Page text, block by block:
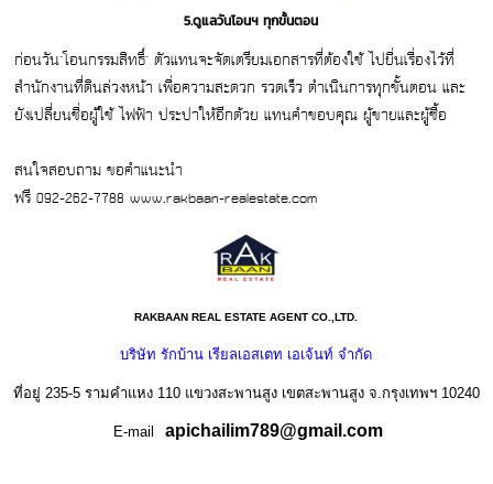
5.ดูแลวันโอนฯ ทุกขั้นตอน
ก่อนวัน"โอนกรรมสิทธิ์" ตัวแทนจะจัดเตรียมเอกสารที่ต้องใช้ ไปยื่นเรื่องไว้ที่
สำนักงานที่ดินล่วงหน้า เพื่อความสะดวก รวดเร็ว ดำเนินการทุกขั้นตอน และ
ยังเปลี่ยนชื่อผู้ใช้ ไฟฟ้า ประปาให้อีกด้วย แทนคำขอบคุณ ผู้ขายและผู้ซื้อ
สนใจสอบถาม ขอคำแนะนำ
ฟรี 092-262-7788 www.rakbaan-realestate.com
RAKBAAN REAL ESTATE AGENT CO.,LTD.
บริษัท รักบ้าน เรียลเอสเตท เอเจ้นท์ จำกัด
ที่อยู่ 235-5 รามคำแหง 110 แขวงสะพานสูง เขตสะพานสูง จ.กรุงเทพฯ 10240
E-mail apichailim789@gmail.com